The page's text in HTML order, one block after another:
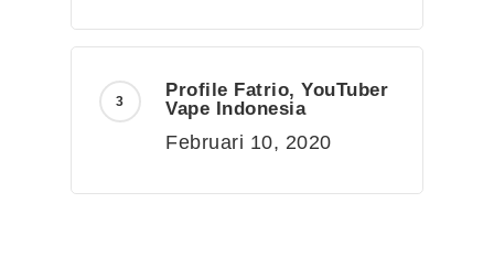
Profile Fatrio, YouTuber
Vape Indonesia
Februari 10, 2020